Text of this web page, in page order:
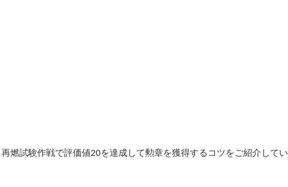
燃試験作戦で評価値20を達成して勲章を獲得するコツをご紹介してい